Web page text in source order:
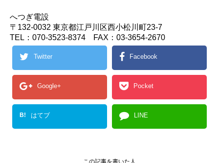
へつぎ電設
〒132-0032 東京都江戸川区西小松川町23-7
TEL：070-3523-8374 FAX：03-3654-2670
Twitter Facebook
Google+ Pocket
B! はてブ LINE
この記事を書いた人